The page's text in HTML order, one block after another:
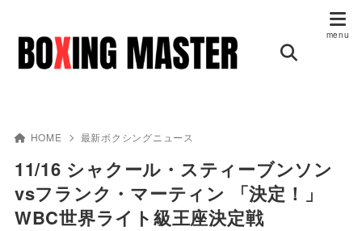
HOME 最新ボクシングニュース
11/16 シャクール・スティーブンソン
vsフランク・マーティン 「決定！」
WBC世界ライト級王座決定戦